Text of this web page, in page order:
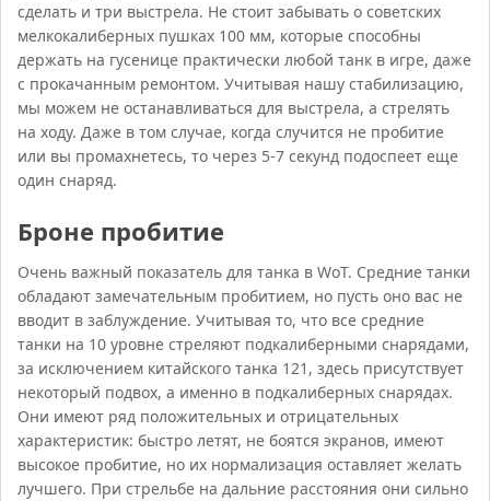
сделать и три выстрела. Не стоит забывать о советских
мелкокалиберных пушках 100 мм, которые способны
держать на гусенице практически любой танк в игре, даже
с прокачанным ремонтом. Учитывая нашу стабилизацию,
мы можем не останавливаться для выстрела, а стрелять
на ходу. Даже в том случае, когда случится не пробитие
или вы промахнетесь, то через 5-7 секунд подоспеет еще
один снаряд.
Броне пробитие
Очень важный показатель для танка в WoT. Средние танки
обладают замечательным пробитием, но пусть оно вас не
вводит в заблуждение. Учитывая то, что все средние
танки на 10 уровне стреляют подкалиберными снарядами,
за исключением китайского танка 121, здесь присутствует
некоторый подвох, а именно в подкалиберных снарядах.
Они имеют ряд положительных и отрицательных
характеристик: быстро летят, не боятся экранов, имеют
высокое пробитие, но их нормализация оставляет желать
лучшего. При стрельбе на дальние расстояния они сильно